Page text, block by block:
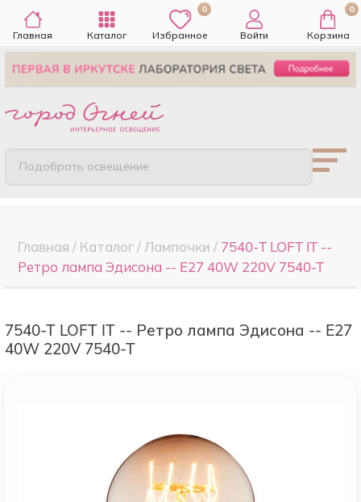
Главная Каталог
0
Избранное Войти
0
Корзина
Подобрать освещение
Главная / Каталог/ Лампочки / 7540-T LOFT IT --
Ретро лампа Эдисона -- E27 40W 220V 7540-T
7540-T LOFT IT -- Ретро лампа Эдисона -- E27
40W 220V 7540-T